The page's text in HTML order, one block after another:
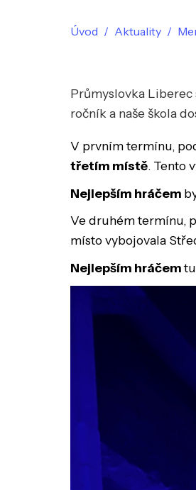
Úvod Aktuality
Průmyslovka Liberec
ročník a naše škola
V prvním termínu,
třetím místě. Tento
Nejlepším hráčem
Ve druhém termínu,
místo vybojovala
Nejlepším hráčem